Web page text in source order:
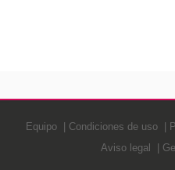
Equipo Condiciones de uso
Aviso legal